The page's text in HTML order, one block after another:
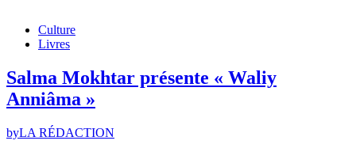
Culture
Livres
Salma Mokhtar présente « Waliy
Anniâma »
byLA RÉDACTION